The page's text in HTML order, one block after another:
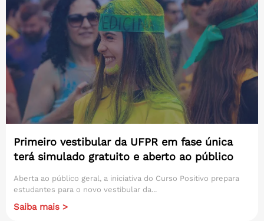
Primeiro vestibular da UFPR em fase única
terá simulado gratuito e aberto ao público
Aberta ao público geral, a iniciativa do Curso Positivo prepara
estudantes para o novo vestibular da...
Saiba mais >